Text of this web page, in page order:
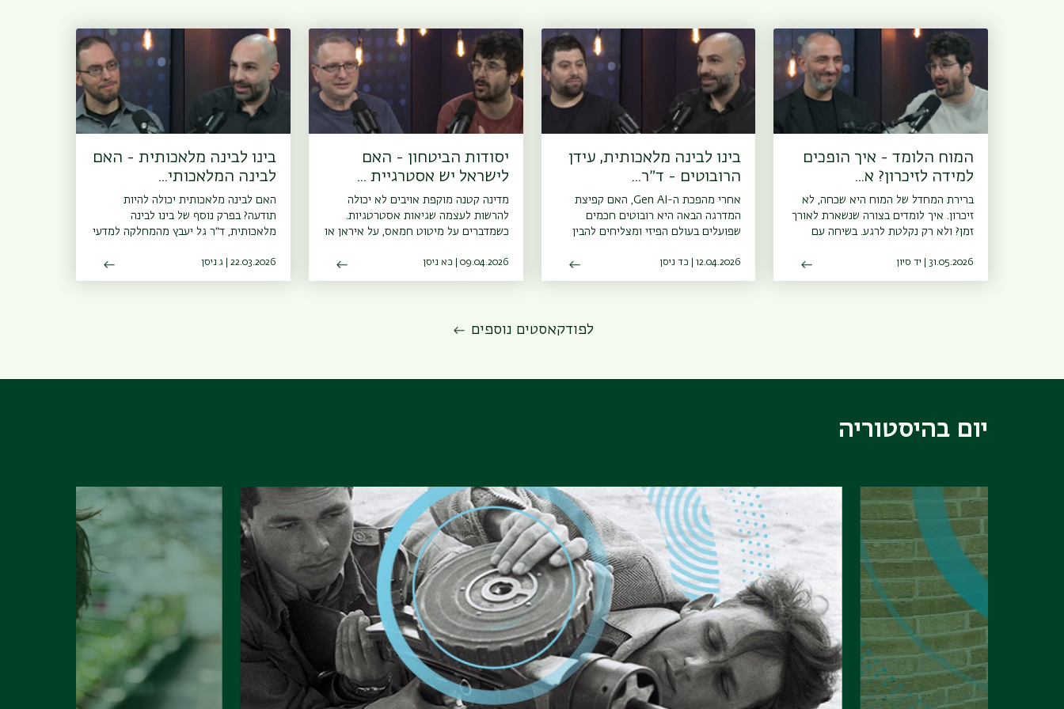
המוח הלומד - איך הופכים
למידה לזיכרון? א...
ברירת המחדל של המוח היא שכחה, לא
זיכרון. איך לומדים בצורה שנשארת לאורך
זמן? ולא רק נקלטת לרגע. בשיחה עם
המוח, נדבר על כלים ללמידה יעילה.<a
href="⁠⁠https://bit.ly/whatsapp_channel_bardaat⁠"
31.05.2026 | יד סיון
בינו לבינה מלאכותית, עידן
הרובוטים - ד״ר...
אחרי מהפכת ה-Gen AI, האם קפיצת
המדרגה הבאה היא רובוטים חכמים
שפועלים בעולם הפיזי ומצליחים להבין
מלאכותית״ משוחח ד״ר גל יעבץ
מהמחלקה למדעי המידע ויישומי בינה
באוניברסיטת בן גוריון על רובוטים ובינה
12.04.2026 | כד ניסן
יסודות הביטחון - האם
לישראל יש אסטרגיית ...
מדינה קטנה מוקפת אויבים לא יכולה
להרשות לעצמה שגיאות אסטרטגיות.
כשמדברים על מיטוט חמאס, על איראן או
השאלה היא האם לישראל יש אסטרטגיית
ביטחון לאומי סדורה - או אלתור
אסטרטגי של צה״ל, דוקטורנט ומרצה
09.04.2026 | כא ניסן
בינו לבינה מלאכותית - האם
לבינה המלאכותי...
האם לבינה מלאכותית יכולה להיות
תודעה? בפרק נוסף של בינו לבינה
מלאכותית, ד״ר גל יעבץ מהמחלקה למדעי
ליפשיץמהמחלקה לפילוסופיה והתכנית
לביואתיקה מפרקים את מושג התודעה
22.03.2026 | ג ניסן
לפודקאסטים נוספים
יום בהיסטוריה